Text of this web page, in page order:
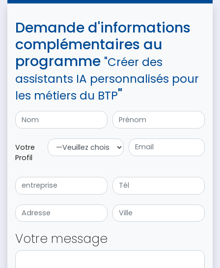
Demande d'informations
complémentaires au
programme "Créer des
assistants IA personnalisés pour
les métiers du BTP"
Votre
Profil
Votre message